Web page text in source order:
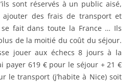
sont réservés à un public aisé,
ajouter des frais de transport et
fait dans toute la France … Ils
de la moitié du coût du séjour.
jouer aux échecs 8 jours à la
payer 619 € pour le séjour + 21 €
le transport (j’habite à Nice) soit